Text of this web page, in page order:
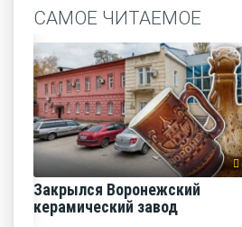
САМОЕ ЧИТАЕМОЕ
Закрылся Воронежский
керамический завод